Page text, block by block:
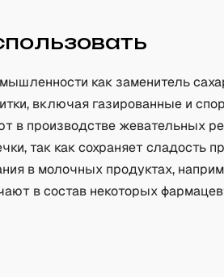
как заменитель
включая газированные и
в производстве жевательных
так как сохраняет сладость
в молочных продуктах,
в состав некоторых